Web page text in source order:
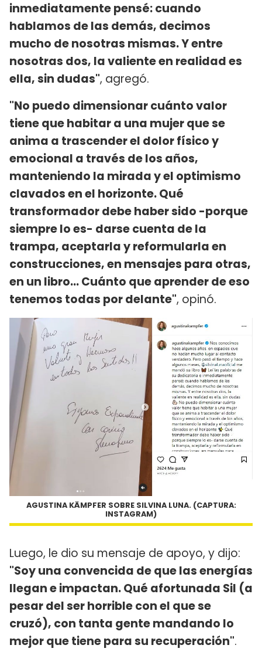
inmediatamente pensé: cuando
hablamos de las demás, decimos
mucho de nosotras mismas. Y entre
nosotras dos, la valiente en realidad es
ella, sin dudas", agregó.
"No puedo dimensionar cuánto valor
tiene que habitar a una mujer que se
anima a trascender el dolor físico y
emocional a través de los años,
manteniendo la mirada y el optimismo
clavados en el horizonte. Qué
transformador debe haber sido -porque
siempre lo es- darse cuenta de la
trampa, aceptarla y reformularla en
construcciones, en mensajes para otras,
en un libro… Cuánto que aprender de eso
tenemos todas por delante", opinó.
AGUSTINA KÄMPFER SOBRE SILVINA LUNA. (CAPTURA:
INSTAGRAM)
Luego, le dio su mensaje de apoyo, y dijo:
"Soy una convencida de que las energías
llegan e impactan. Qué afortunada Sil (a
pesar del ser horrible con el que se
cruzó), con tanta gente mandando lo
mejor que tiene para su recuperación".